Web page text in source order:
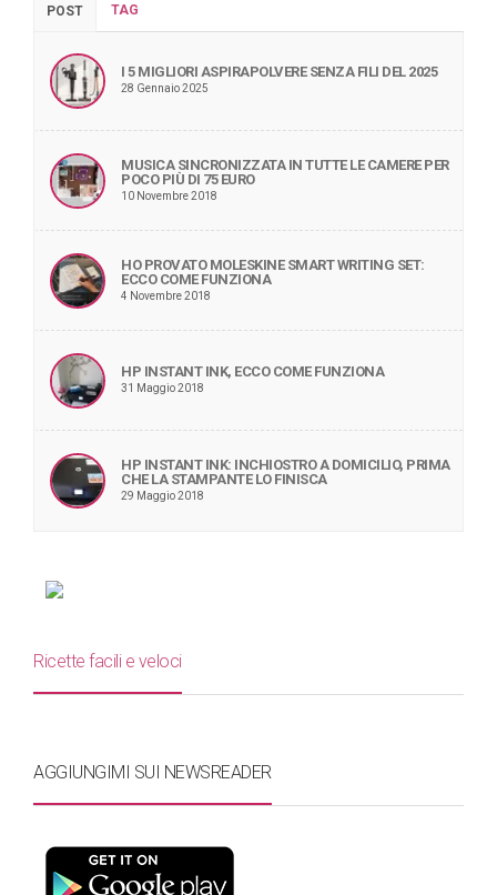
POST TAG
I 5 MIGLIORI ASPIRAPOLVERE SENZA FILI DEL 2025
28 Gennaio 2025
MUSICA SINCRONIZZATA IN TUTTE LE CAMERE PER
POCO PIÙ DI 75 EURO
10 Novembre 2018
HO PROVATO MOLESKINE SMART WRITING SET:
ECCO COME FUNZIONA
4 Novembre 2018
HP INSTANT INK, ECCO COME FUNZIONA
31 Maggio 2018
HP INSTANT INK: INCHIOSTRO A DOMICILIO, PRIMA
CHE LA STAMPANTE LO FINISCA
29 Maggio 2018
Ricette facili e veloci
AGGIUNGIMI SUI NEWSREADER